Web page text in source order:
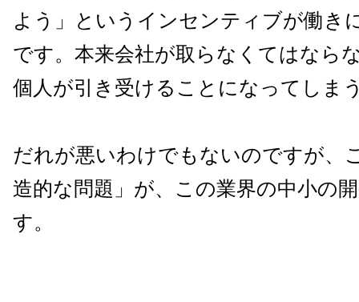
よう」というインセンティブが働き
です。本来会社が取らなくてはなら
個人が引き受けることになってしま
だれが悪いわけでもないのですが、
造的な問題」が、この業界の中小の
す。